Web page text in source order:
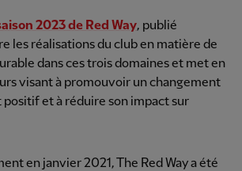
2023 de Red Way, publié
les réalisations du club en matière de
dans ces trois domaines et met en
visant à promouvoir un changement
et à réduire son impact sur
en janvier 2021, The Red Way a été